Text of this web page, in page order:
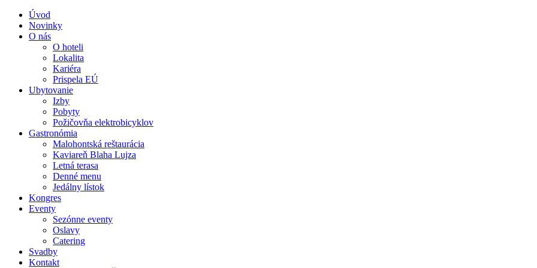
Úvod
Novinky
O nás
O hoteli
Lokalita
Kariéra
Prispela EÚ
Ubytovanie
Izby
Pobyty
Požičovňa elektrobicyklov
Gastronómia
Malohontská reštaurácia
Kaviareň Blaha Lujza
Letná terasa
Denné menu
Jedálny lístok
Kongres
Eventy
Sezónne eventy
Oslavy
Catering
Svadby
Kontakt